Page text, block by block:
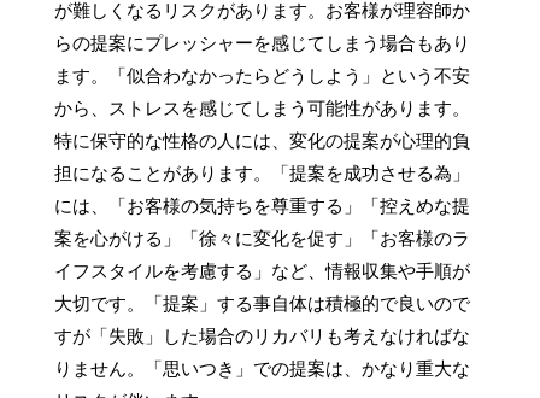
が難しくなるリスクがあります。お客様が理容師か
らの提案にプレッシャーを感じてしまう場合もあり
ます。「似合わなかったらどうしよう」という不安
から、ストレスを感じてしまう可能性があります。
特に保守的な性格の人には、変化の提案が心理的負
担になることがあります。「提案を成功させる為」
には、「お客様の気持ちを尊重する」「控えめな提
案を心がける」「徐々に変化を促す」「お客様のラ
イフスタイルを考慮する」など、情報収集や手順が
大切です。「提案」する事自体は積極的で良いので
すが「失敗」した場合のリカバリも考えなければな
りません。「思いつき」での提案は、かなり重大な